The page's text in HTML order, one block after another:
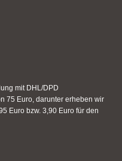
mit DHL/DPD
75 Euro, darunter erheben wir
Euro bzw. 3,90 Euro für den